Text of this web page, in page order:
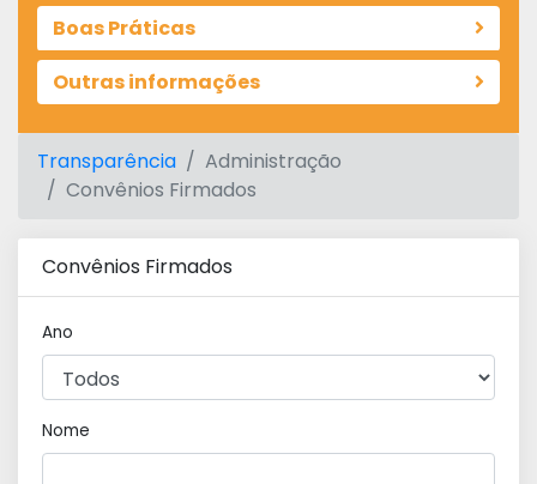
Boas Práticas
Outras informações
Transparência
Administração
Convênios Firmados
Convênios Firmados
Ano
Nome